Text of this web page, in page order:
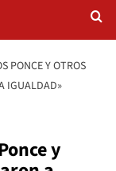
PONCE Y OTROS
IGUALDAD»
y